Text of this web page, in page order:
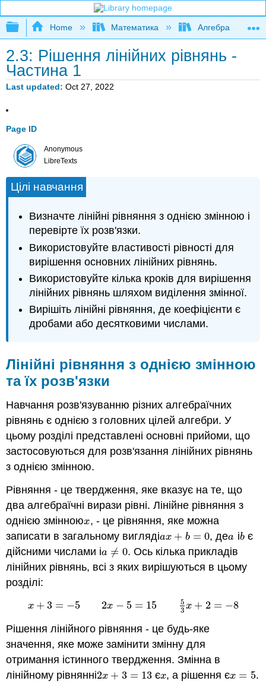
Expand/collapse global hierarchy
Home Математика Алгебра
2.3: Рішення лінійних рівнянь -
Частина 1
Last updated Oct 27, 2022
Page ID
Anonymous
LibreTexts
Цілі навчання
Визначте лінійні рівняння з однією змінною і
перевірте їх розв'язки.
Використовуйте властивості рівності для
вирішення основних лінійних рівнянь.
Використовуйте кілька кроків для вирішення
лінійних рівнянь шляхом виділення змінної.
Вирішіть лінійні рівняння, де коефіцієнти є
дробами або десятковими числами.
Лінійні рівняння з однією змінною
та їх розв'язки
Навчання розв'язуванню різних алгебраїчних
рівнянь є однією з головних цілей алгебри. У
цьому розділі представлені основні прийоми, що
застосовуються для розв'язання лінійних рівнянь
з однією змінною.
Рівняння - це твердження, яке вказує на те, що
два алгебраїчні вирази рівні. Лінійне рівняння з
однією змінноюx
x, - це рівняння, яке можна
записати в загальному виглядіax + b = 0
ax+b = 0 , деa
a іb
b є
дійсними числами іa ≠ 0
a ≠0
. Ось кілька прикладів
лінійних рівнянь, всі з яких вирішуються в цьому
розділі:
x + 3 = −5 2x − 5 = 15
5
3 x + 2 = −8
x+3 =−5 2x− 1553x +2= −8
Рішення лінійного рівняння - це будь-яке
значення, яке може замінити змінну для
отримання істинного твердження. Змінна в
лінійному рівнянні2x + 3 = 13
2x +3 = 13 єx
x, а рішення єx = 5
x=5
.